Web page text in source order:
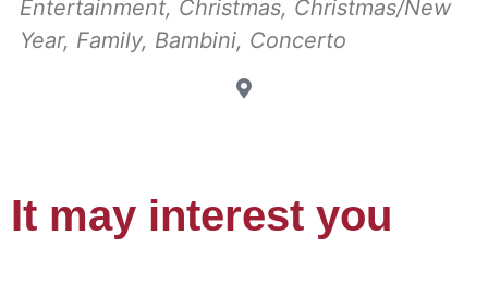
Entertainment, Christmas, Christmas/New
Year, Family, Bambini, Concerto
It may interest you